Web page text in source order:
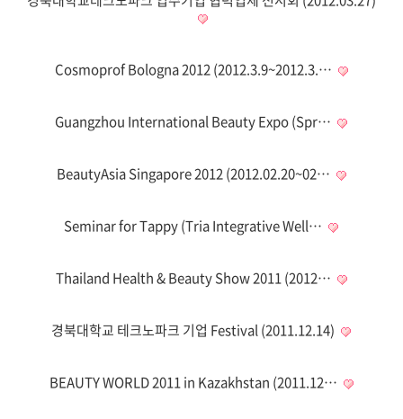
Cosmoprof Bologna 2012 (2012.3.9~2012.3.…
Guangzhou International Beauty Expo (Spr…
BeautyAsia Singapore 2012 (2012.02.20~02…
Seminar for Tappy (Tria Integrative Well…
Thailand Health & Beauty Show 2011 (2012…
경북대학교 테크노파크 기업 Festival (2011.12.14)
BEAUTY WORLD 2011 in Kazakhstan (2011.12…